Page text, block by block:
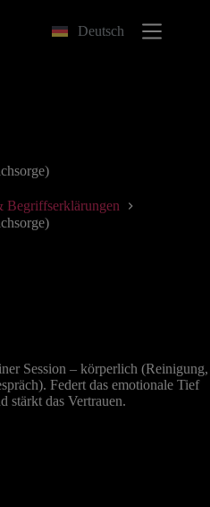
Deutsch
Begriffserklärungen
Session – körperlich (Reinigung,
Federt das emotionale Tief
stärkt das Vertrauen.